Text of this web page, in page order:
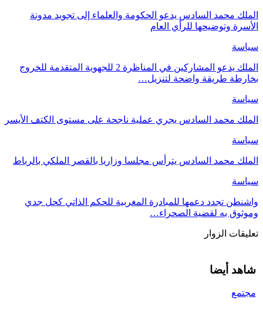
الملك محمد السادس يدعو الحكومة والعلماء إلى تجويد مدونة
الأسرة وتوضيحها للرأي العام
سياسة
الملك يدعو المشاركين في المناظرة 2 للجهوية المتقدمة للخروج
بخارطة طريقة واضحة لتنزيل…
سياسة
الملك محمد السادس يجري عملية ناجحة على مستوى الكتف الأيسر
سياسة
الملك محمد السادس يترأس مجلسا وزاريا بالقصر الملكي بالرباط
سياسة
واشنطن تجدد دعمها للمبادرة المغربية للحكم الذاتي كحل جدي
وموثوق به لقضية الصحراء…
تعليقات الزوار
شاهد أيضا
مجتمع